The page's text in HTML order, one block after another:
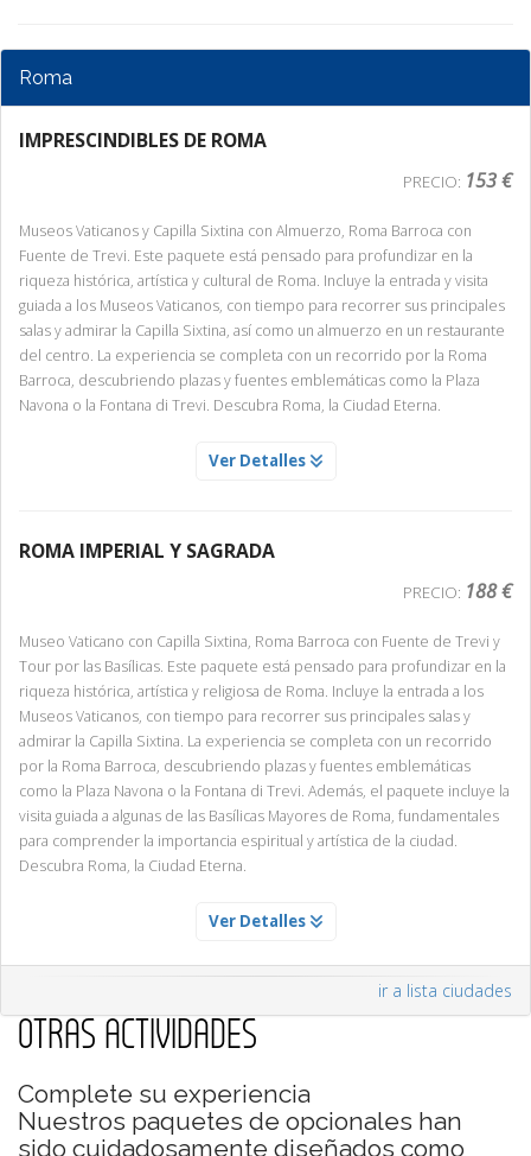
Roma
IMPRESCINDIBLES DE ROMA
PRECIO: 153 €
Museos Vaticanos y Capilla Sixtina con Almuerzo, Roma Barroca con
Fuente de Trevi. Este paquete está pensado para profundizar en la
riqueza histórica, artística y cultural de Roma. Incluye la entrada y visita
guiada a los Museos Vaticanos, con tiempo para recorrer sus principales
salas y admirar la Capilla Sixtina, así como un almuerzo en un restaurante
del centro. La experiencia se completa con un recorrido por la Roma
Barroca, descubriendo plazas y fuentes emblemáticas como la Plaza
Navona o la Fontana di Trevi. Descubra Roma, la Ciudad Eterna.
ALMUERZO EN RESTAURANTE CENTRICO DE ROMA
Acompañados de un experto guía conoceremos las salas más
destacadas de los Museos Vaticanos: Galería de los tapices, esculturas,
pinturas y otras estancias en las que tendremos la oportunidad de
apreciar algunas de las más importantes obras de arte de la antigüedad
clásica y renacentista. Nuestro punto culminante será la Capilla Sixtina,
deslumbrante tras su brillante restauración.
Nota: Debido a la alta demanda y la limitada disponibilidad,
aconsejamos que adquiera esta actividad con antelación.
ROMA BARROCA UN PASEO POR LAS MAS BELLAS PLAZAS Y
Esta excursión es fundamental para completar su estancia en Roma.
barroca con sus bellas fuentes, plazas y obeliscos. Aquella Roma que
crearon los Papas. Haremos un recorrido completo conociendo: Plaza
de España con su maravillosa fuente de la barca y su escalera Trinidad de
Ver Detalles
ROMA IMPERIAL Y SAGRADA
PRECIO: 188 €
Museo Vaticano con Capilla Sixtina, Roma Barroca con Fuente de Trevi y
Tour por las Basílicas. Este paquete está pensado para profundizar en la
riqueza histórica, artística y religiosa de Roma. Incluye la entrada a los
Museos Vaticanos, con tiempo para recorrer sus principales salas y
admirar la Capilla Sixtina. La experiencia se completa con un recorrido
por la Roma Barroca, descubriendo plazas y fuentes emblemáticas
como la Plaza Navona o la Fontana di Trevi. Además, el paquete incluye la
visita guiada a algunas de las Basílicas Mayores de Roma, fundamentales
para comprender la importancia espiritual y artística de la ciudad.
Descubra Roma, la Ciudad Eterna.
MUSEOS VATICANOS Y CAPILLA SIXTINA
Acompañados de un experto guía conoceremos las salas más
destacadas de los Museos Vaticanos: Galería de los tapices, esculturas,
pinturas y otras estancias en las que tendremos la oportunidad de
apreciar algunas de las más importantes obras de arte de la antigüedad
deslumbrante tras su brillante restauración.
Nota: Debido a la alta demanda y la limitada disponibilidad,
Ver Detalles
ir a lista ciudades
OTRAS ACTIVIDADES
Complete su experiencia
Nuestros paquetes de opcionales han
sido cuidadosamente diseñados como